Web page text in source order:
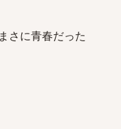
さに青春だった